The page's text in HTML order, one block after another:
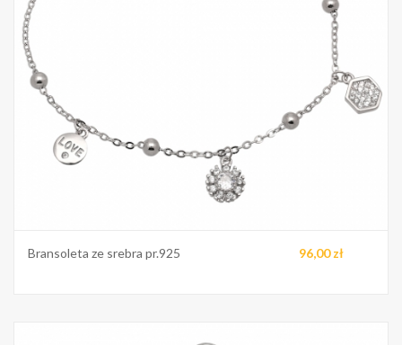
Bransoleta ze srebra pr.925 96,00 zł